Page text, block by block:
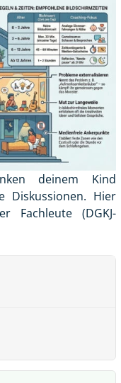
deinem Kind
Diskussionen. Hier
Fachleute (DGKJ-